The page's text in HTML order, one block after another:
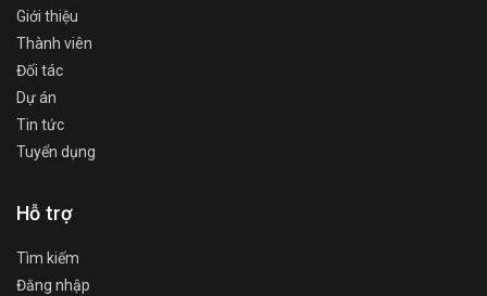
Giới thiệu
Thành viên
Đối tác
Dự án
Tin tức
Tuyển dụng
Hỗ trợ
Tìm kiếm
Đăng nhập